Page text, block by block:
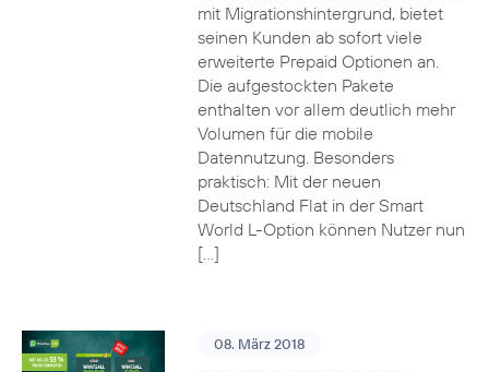
mit Migrationshintergrund, bietet
seinen Kunden ab sofort viele
erweiterte Prepaid Optionen an.
Die aufgestockten Pakete
enthalten vor allem deutlich mehr
Volumen für die mobile
Datennutzung. Besonders
praktisch: Mit der neuen
Deutschland Flat in der Smart
World L-Option können Nutzer nun
[…]
08. März 2018